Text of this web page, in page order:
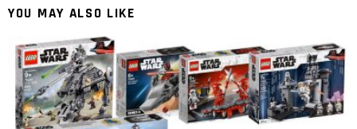
YOU MAY ALSO LIKE